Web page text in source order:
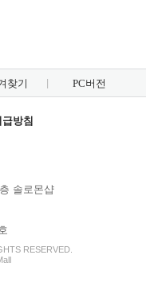
찾기 PC버전
방침
솔로몬샵
RESERVED.